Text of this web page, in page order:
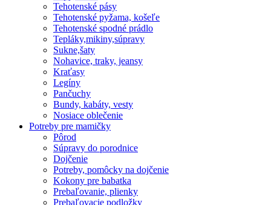
Tehotenské pásy
Tehotenské pyžama, košeľe
Tehotenské spodné prádlo
Tepláky,mikiny,súpravy
Sukne,šaty
Nohavice, traky, jeansy
Kraťasy
Legíny
Pančuchy
Bundy, kabáty, vesty
Nosiace oblečenie
Potreby pre mamičky
Pôrod
Súpravy do porodnice
Dojčenie
Potreby, pomôcky na dojčenie
Kokony pre babatka
Prebaľovanie, plienky
Prebaľovacie podložky